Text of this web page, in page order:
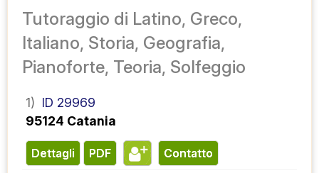
Tutoraggio di Latino, Greco,
Italiano, Storia, Geografia,
Pianoforte, Teoria, Solfeggio
1) ID 29969
95124 Catania
Dettagli PDF contatto